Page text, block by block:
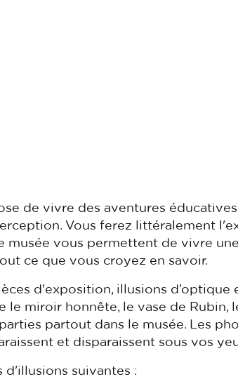
de vivre des aventures
Vous ferez littéralement
musée vous permettent de vivre
ce que vous croyez en savoir.
d'exposition, illusions d’optique
le miroir honnête, le vase de Rubin,
partout dans le musée. Les
et disparaissent sous vos
d'illusions suivantes :